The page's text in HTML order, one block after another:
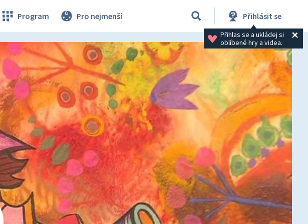
Program Pro nejmenší Přihlásit se
Přihlas se a ukládej si
oblíbené hry a videa.